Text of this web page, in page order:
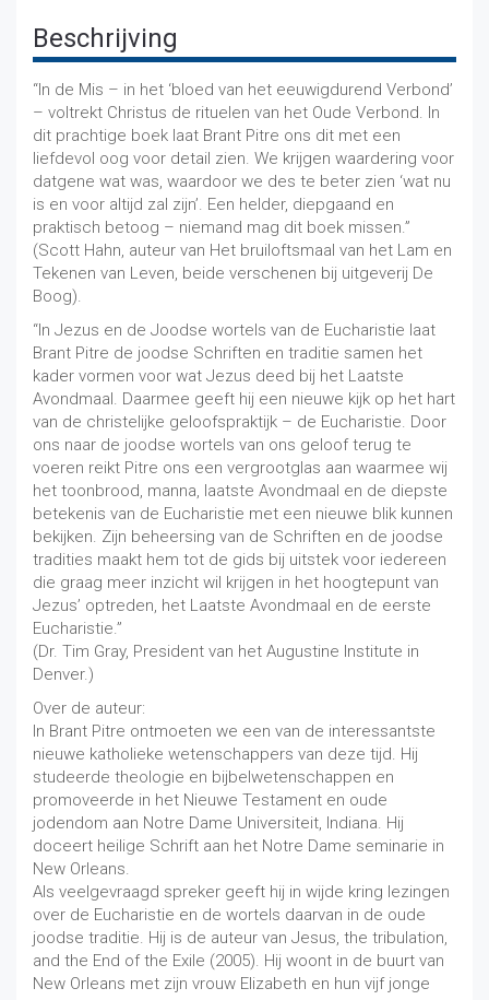
Beschrijving
“In de Mis – in het ‘bloed van het eeuwigdurend Verbond’
– voltrekt Christus de rituelen van het Oude Verbond. In
dit prachtige boek laat Brant Pitre ons dit met een
liefdevol oog voor detail zien. We krijgen waardering voor
datgene wat was, waardoor we des te beter zien ‘wat nu
is en voor altijd zal zijn’. Een helder, diepgaand en
praktisch betoog – niemand mag dit boek missen.”
(Scott Hahn, auteur van Het bruiloftsmaal van het Lam en
Tekenen van Leven, beide verschenen bij uitgeverij De
Boog).
“In Jezus en de Joodse wortels van de Eucharistie laat
Brant Pitre de joodse Schriften en traditie samen het
kader vormen voor wat Jezus deed bij het Laatste
Avondmaal. Daarmee geeft hij een nieuwe kijk op het hart
van de christelijke geloofspraktijk – de Eucharistie. Door
ons naar de joodse wortels van ons geloof terug te
voeren reikt Pitre ons een vergrootglas aan waarmee wij
het toonbrood, manna, laatste Avondmaal en de diepste
betekenis van de Eucharistie met een nieuwe blik kunnen
bekijken. Zijn beheersing van de Schriften en de joodse
tradities maakt hem tot de gids bij uitstek voor iedereen
die graag meer inzicht wil krijgen in het hoogtepunt van
Jezus’ optreden, het Laatste Avondmaal en de eerste
Eucharistie.”
(Dr. Tim Gray, President van het Augustine Institute in
Denver.)
Over de auteur:
In Brant Pitre ontmoeten we een van de interessantste
nieuwe katholieke wetenschappers van deze tijd. Hij
studeerde theologie en bijbelwetenschappen en
promoveerde in het Nieuwe Testament en oude
jodendom aan Notre Dame Universiteit, Indiana. Hij
doceert heilige Schrift aan het Notre Dame seminarie in
New Orleans.
Als veelgevraagd spreker geeft hij in wijde kring lezingen
over de Eucharistie en de wortels daarvan in de oude
joodse traditie. Hij is de auteur van Jesus, the tribulation,
and the End of the Exile (2005). Hij woont in de buurt van
New Orleans met zijn vrouw Elizabeth en hun vijf jonge